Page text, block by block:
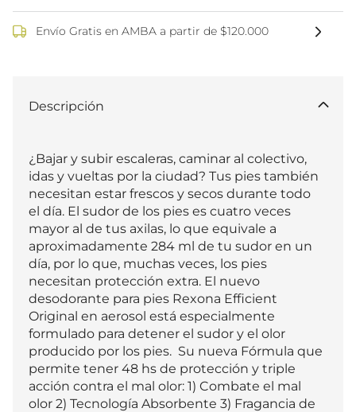
Envío Gratis en AMBA a partir de $120.000
Descripción
¿Bajar y subir escaleras, caminar al colectivo,
idas y vueltas por la ciudad? Tus pies también
necesitan estar frescos y secos durante todo
el día. El sudor de los pies es cuatro veces
mayor al de tus axilas, lo que equivale a
aproximadamente 284 ml de tu sudor en un
día, por lo que, muchas veces, los pies
necesitan protección extra. El nuevo
desodorante para pies Rexona Efficient
Original en aerosol está especialmente
formulado para detener el sudor y el olor
producido por los pies.  Su nueva Fórmula que
permite tener 48 hs de protección y triple
acción contra el mal olor: 1) Combate el mal
olor 2) Tecnología Absorbente 3) Fragancia de